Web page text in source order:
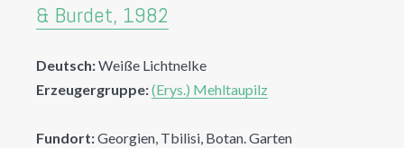
& Burdet, 1982
Deutsch:Weiße Lichtnelke
Erzeugergruppe:(Erys.) Mehltaupilz
Fundort:Georgien, Tbilisi, Botan. Garten